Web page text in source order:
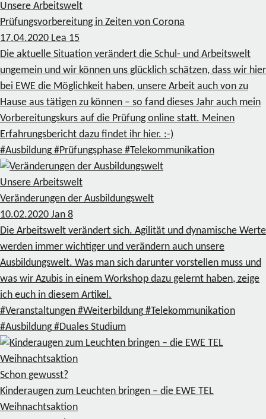
Unsere Arbeitswelt
Prüfungsvorbereitung in Zeiten von Corona
17.04.2020 Lea 15
Die aktuelle Situation verändert die Schul- und Arbeitswelt
ungemein und wir können uns glücklich schätzen, dass wir hier
bei EWE die Möglichkeit haben, unsere Arbeit auch von zu
Hause aus tätigen zu können – so fand dieses Jahr auch mein
Vorbereitungskurs auf die Prüfung online statt. Meinen
Erfahrungsbericht dazu findet ihr hier. :-)
#Ausbildung #Prüfungsphase #Telekommunikation
Unsere Arbeitswelt
Veränderungen der Ausbildungswelt
10.02.2020 Jan 8
Die Arbeitswelt verändert sich. Agilität und dynamische Werte
werden immer wichtiger und verändern auch unsere
Ausbildungswelt. Was man sich darunter vorstellen muss und
was wir Azubis in einem Workshop dazu gelernt haben, zeige
ich euch in diesem Artikel.
#Veranstaltungen #Weiterbildung #Telekommunikation
#Ausbildung #Duales Studium
Schon gewusst?
Kinderaugen zum Leuchten bringen – die EWE TEL
Weihnachtsaktion